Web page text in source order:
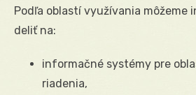
Podľa oblastí využívania môžeme
deliť na:
informačné systémy pre
riadenia,